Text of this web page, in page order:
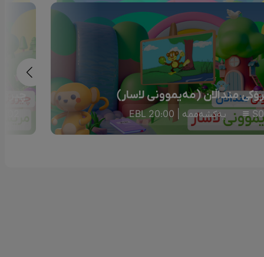
منداڵان (مەیموونی لاسار)
یەکشەممە | 20:00 EBL